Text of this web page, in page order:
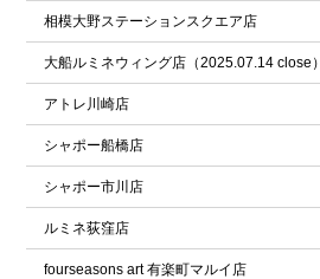
相模大野ステーションスクエア店
大船ルミネウィング店（2025.07.14 close）
アトレ川崎店
シャポー船橋店
シャポー市川店
ルミネ荻窪店
fourseasons art 有楽町マルイ店